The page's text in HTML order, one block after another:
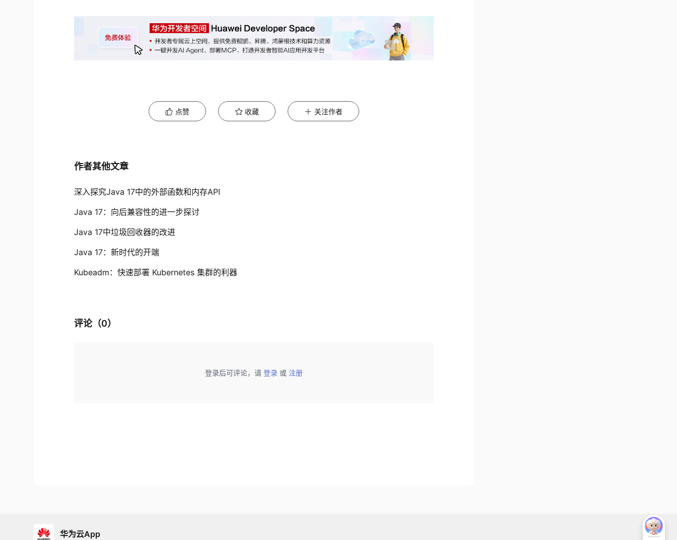
点赞 收藏 关注作者
作者其他文章
深入探究Java 17中的外部函数和内存API
Java 17：向后兼容性的进一步探讨
Java 17中垃圾回收器的改进
Java 17：新时代的开端
Kubeadm：快速部署 Kubernetes 集群的利器
评论（0）
登录后可评论，请 登录 或 注册
华为云App